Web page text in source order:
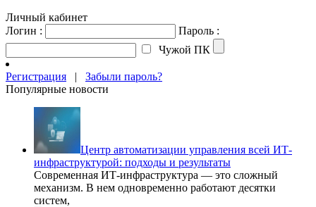
Личный кабинет
Логин :
Пароль :
Чужой ПК
Регистрация | Забыли пароль?
Популярные новости
Центр автоматизации управления всей ИТ-
инфраструктурой: подходы и результаты
Современная ИТ-инфраструктура — это сложный
механизм. В нем одновременно работают десятки
систем,